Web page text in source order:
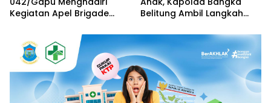
Kegiatan Apel Brigade
Belitung Ambil Langkah